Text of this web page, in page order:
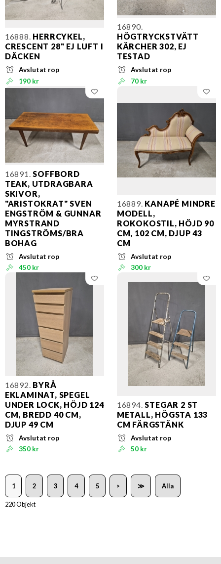
16888. HERRCYKEL,
CRESCENT 28" EJ LUFT I
DÄCKEN
Avslutat rop
190 kr
16890.
HÖGTRYCKSTVÄTT
KÄRCHER 302, EJ
TESTAD
Avslutat rop
70 kr
16891. SOFFBORD
TEAK, UTDRAGBARA
SKIVOR,
"ARISTOKRAT" SVEN
ENGSTRÖM & GUNNAR
MYRSTRAND
TINGSTRÖMS/BRA
BOHAG
Avslutat rop
450 kr
16889. KANAPÉ MINDRE
MODELL,
ROKOKOSTIL, HÖJD 90
CM, 102 CM, DJUP 43
CM
Avslutat rop
300 kr
16892. BYRÅ
EKLAMINAT, SPEGEL
UNDER LOCK, HÖJD 124
CM, BREDD 40 CM,
DJUP 49 CM
Avslutat rop
350 kr
16894. STEGAR 2 ST
METALL, HÖGSTA 133
CM FÄRGSTÄNK
Avslutat rop
50 kr
1 2 3 4 5 > ≫ Alla
220 Objekt